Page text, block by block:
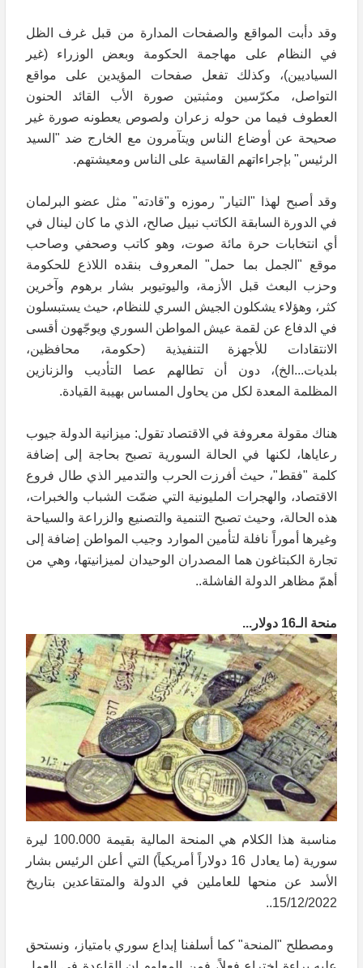
وقد دأبت المواقع والصفحات المدارة من قبل غرف الظل
في النظام على مهاجمة الحكومة وبعض الوزراء (غير
السياديين)، وكذلك تفعل صفحات المؤيدين على مواقع
التواصل، مكرّسين ومثبتين صورة الأب القائد الحنون
العطوف فيما من حوله زعران ولصوص يعطونه صورة غير
صحيحة عن أوضاع الناس ويتآمرون مع الخارج ضد "السيد
الرئيس" بإجراءاتهم القاسية على الناس ومعيشتهم.
وقد أصبح لهذا "التيار" رموزه و"قادته" مثل عضو البرلمان
في الدورة السابقة الكاتب نبيل صالح، الذي ما كان لينال في
أي انتخابات حرة مائة صوت، وهو كاتب وصحفي وصاحب
موقع "الجمل بما حمل" المعروف بنقده اللاذع للحكومة
وحزب البعث قبل الأزمة، واليوتيوبر بشار برهوم وآخرين
كثر، وهؤلاء يشكلون الجيش السري للنظام، حيث يستبسلون
في الدفاع عن لقمة عيش المواطن السوري ويوجّهون أقسى
الانتقادات للأجهزة التنفيذية (حكومة، محافظين،
بلديات...الخ)، دون أن تطالهم عصا التأديب والزنازين
المظلمة المعدة لكل من يحاول المساس بهيبة القيادة.
هناك مقولة معروفة في الاقتصاد تقول: ميزانية الدولة جيوب
رعاياها، لكنها في الحالة السورية تصبح بحاجة إلى إضافة
كلمة "فقط"، حيث أفرزت الحرب والتدمير الذي طال فروع
الاقتصاد، والهجرات المليونية التي ضمّت الشباب والخبرات،
هذه الحالة، وحيث تصبح التنمية والتصنيع والزراعة والسياحة
وغيرها أموراً نافلة لتأمين الموارد وجيب المواطن إضافة إلى
تجارة الكبتاغون هما المصدران الوحيدان لميزانيتها، وهي من
أهمّ مظاهر الدولة الفاشلة..
منحة الـ16 دولار...
مناسبة هذا الكلام هي المنحة المالية بقيمة 100.000 ليرة
سورية (ما يعادل 16 دولاراً أمريكياً) التي أعلن الرئيس بشار
الأسد عن منحها للعاملين في الدولة والمتقاعدين بتاريخ
15/12/2022..
ومصطلح "المنحة" كما أسلفنا إبداع سوري بامتياز، ونستحق